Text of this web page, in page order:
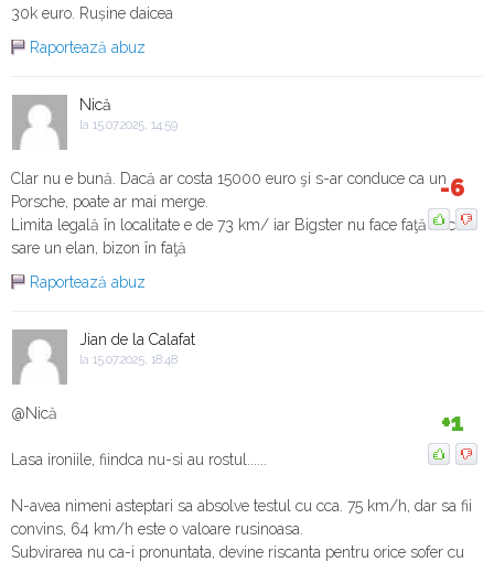
30k euro. Rușine daicea
Raportează abuz
Nică
la 15.07.2025, 14:59
Clar nu e bună. Dacă ar costa 15000 euro şi s-ar conduce ca un
Porsche, poate ar mai merge.
Limita legală în localitate e de 73 km/ iar Bigster nu face faţă dacă-i
sare un elan, bizon în faţă
Raportează abuz
-6
Jian de la Calafat
la 15.07.2025, 18:48
@Nică
Lasa ironiile, fiindca nu-si au rostul......
N-avea nimeni asteptari sa absolve testul cu cca. 75 km/h, dar sa fii
convins, 64 km/h este o valoare rusinoasa.
Subvirarea nu ca-i pronuntata, devine riscanta pentru orice sofer cu
+1